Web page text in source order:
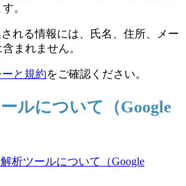
。
れる情報には、氏名、住所、メー
まれません。
ーと規約をご確認ください。
ルについて（Google
析ツールについて（Google